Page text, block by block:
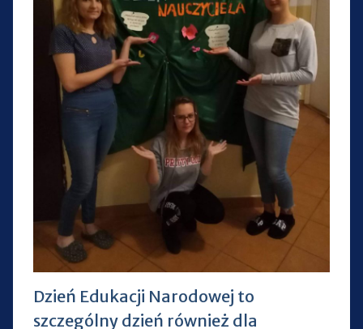
Dzień Edukacji Narodowej to
szczególny dzień również dla